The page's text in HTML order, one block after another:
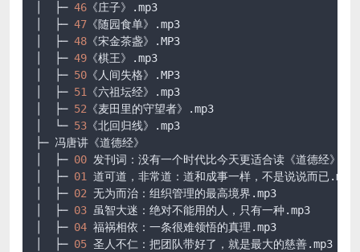
│  ├─ 46 《庄子》
.mp3
│  ├─ 47 《随园食单》
.mp3
│  ├─ 48 《宋金茶盏》
.MP3
│  ├─ 49 《棋王》
.mp3
│  ├─ 50 《人间失格》
.MP3
│  ├─ 51 《六祖坛经》
.mp3
│  ├─ 52 《麦田里的守望者》
.mp3
│  └─ 53 《北回归线》
.mp3
├─ 冯唐讲《道德经》
│  ├─ 00 发刊词：没有一个时代比今天更适合读《道德经》
│  ├─ 01 道可道，非常道：道和成事一样，不是说说而已 .mp3
│  ├─ 02 无为而治：组织管理的最高境界 .mp3
│  ├─ 03 虽智大迷：绝对不能用的人，只有一种.mp3
│  ├─ 04 福祸相依：一条很难领悟的真理 .mp3
│  ├─ 05 圣人不仁：把团队带好了，就是最大的慈善.mp3